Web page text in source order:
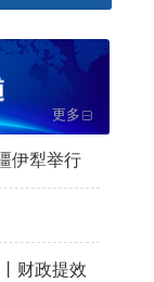
更多
伊犁举行
财政提效